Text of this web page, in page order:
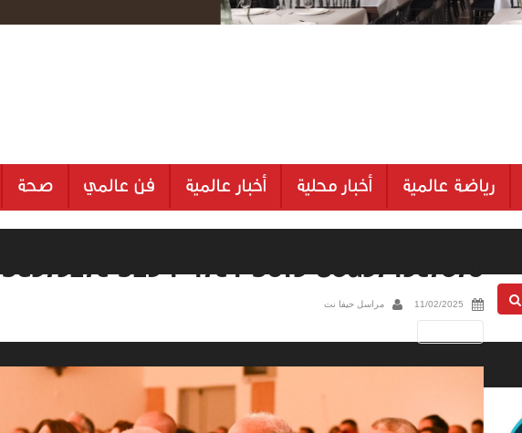
رياضة عالمية أخبار محلية أخبار عالمية فن عالمي صحة
be37527c-b294-47c4-b0f3-86d3743c7670
11/02/2025 مراسل حيفا نت